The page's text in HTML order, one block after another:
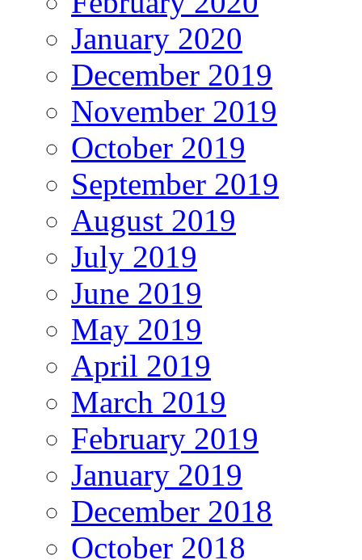
January 2020
December 2019
November 2019
October 2019
September 2019
August 2019
July 2019
June 2019
May 2019
April 2019
March 2019
February 2019
January 2019
December 2018
October 2018